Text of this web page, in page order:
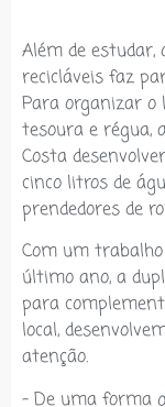
Além de
recicláveis faz
Para organizar o
tesoura e régua,
Costa
cinco litros de
prendedores de
Com um
último ano, a
para
local,
atenção.
– De uma forma